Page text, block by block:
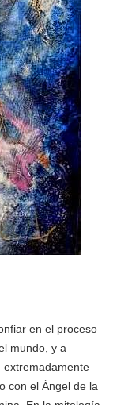
en el proceso
mundo, y a
extremadamente
con el Ángel de la